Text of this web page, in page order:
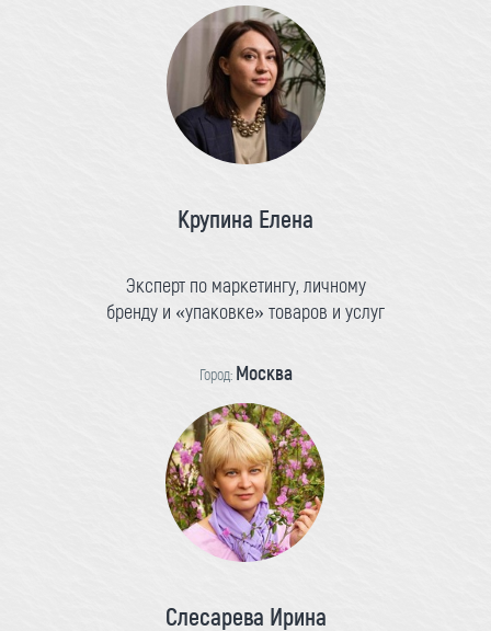
Крупина Елена
Эксперт по маркетингу, личному
бренду и «упаковке» товаров и услуг
Город: Москва
Слесарева Ирина